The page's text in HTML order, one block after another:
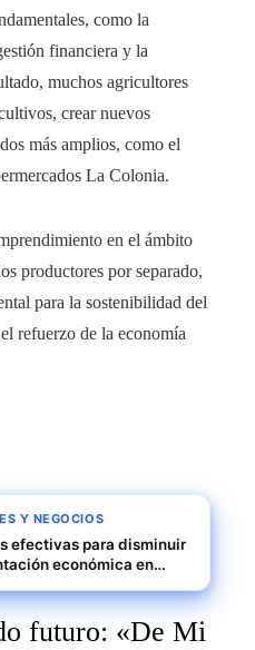
como la
financiera y la
muchos agricultores
crear nuevos
más amplios, como el
La Colonia.
en el ámbito
productores por separado,
para la sostenibilidad del
refuerzo de la economía
Y NEGOCIOS
efectivas para disminuir
económica en
futuro: «De Mi